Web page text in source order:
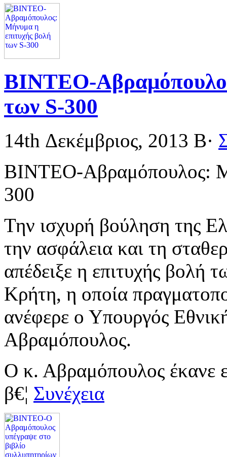
ΒΙΝΤΕΟ-
των S-300
14th Δεκέμβριος, 2013 Β·
ΒΙΝΤΕΟ-Αβραμόπουλος:
300
Την ισχυρή βούληση της
την ασφάλεια και τη
απέδειξε η επιτυχής βολή
Κρήτη, η οποία
ανέφερε ο Υπουργός
Αβραμόπουλος.
Ο κ. Αβραμόπουλος έκανε
β€¦ Συνέχεια